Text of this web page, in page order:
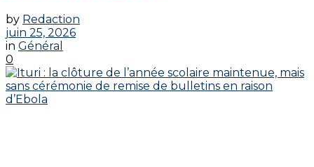
by Redaction
juin 25, 2026
in Général
0